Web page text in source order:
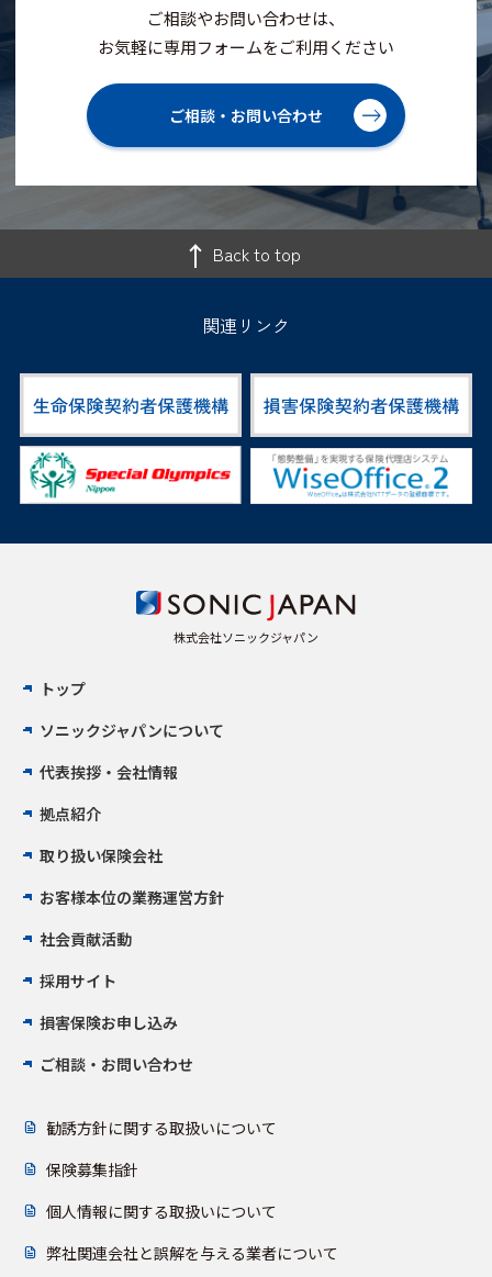
ご相談やお問い合わせは、
お気軽に専用フォームをご利用ください
ご相談・お問い合わせ
Back to top
関連リンク
株式会社ソニックジャパン
トップ
ソニックジャパンについて
代表挨拶・会社情報
拠点紹介
取り扱い保険会社
お客様本位の業務運営方針
社会貢献活動
採用サイト
損害保険お申し込み
ご相談・お問い合わせ
勧誘方針に関する取扱いについて
保険募集指針
個人情報に関する取扱いについて
弊社関連会社と誤解を与える業者について